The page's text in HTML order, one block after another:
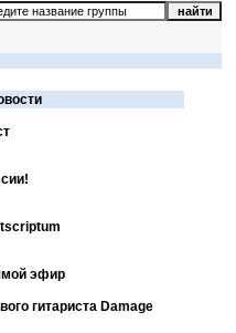
эфир
гитариста Damage